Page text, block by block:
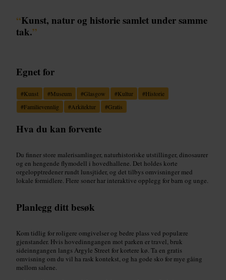
“Kunst, natur og historie samlet under samme
tak.”
Egnet for
#Kunst #Museum #Glasgow #Kultur #Historie
#Familievennlig #Arkitektur #Gratis
Hva du kan forvente
Du finner store malerisamlinger, naturhistoriske utstillinger, dinosaurer
og en hengende flymodell i hovedhallene. Det holdes korte
orgelopptredener rundt lunsjtider, og det tilbys omvisninger med
lokale formidlere. Flere soner har interaktive opplegg for barn og unge.
Planlegg ditt besøk
Kom tidlig for roligere omgivelser og bedre plass ved populære
gjenstander. Hvis hovedinngangen mot parken er travel, bruk
sideinngangen langs Argyle Street for kortere kø. Ta en gratis
omvisning om du vil ha rask kontekst, og ha gode sko for mye gåing
mellom salene.